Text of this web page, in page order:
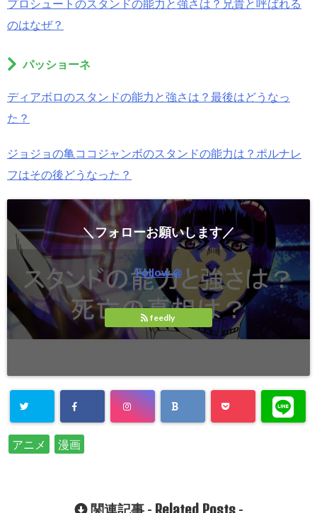
プロシュートのスタンドの能力と強さは？兄貴と呼ばれる
のはなぜ？
パッショーネ
ディアボロのスタンドの能力と強さは？最後はどうなっ
た？
ジョジョの亀ココジャンボのスタンドの能力は？ポルナレ
フはその後どうなった？
＼フォローお願いします／
Follow @
feedly
アニメ 漫画
関連記事 - Related Posts-